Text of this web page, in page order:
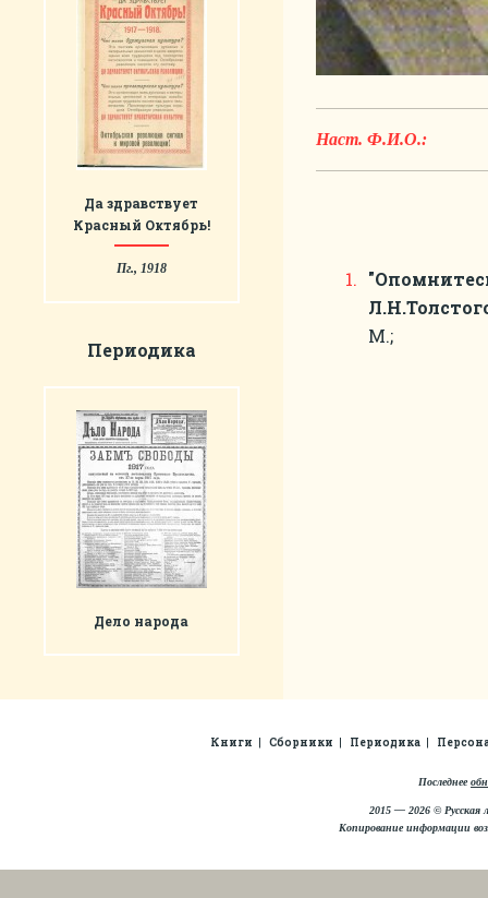
Да здравствует
Красный Октябрь!
Пг., 1918
Периодика
Дело народа
Наст. Ф.И.О.:
М.;
Книги Сборники Периодика
Последнее
2015 — 2026 © Русская
Копирование информации